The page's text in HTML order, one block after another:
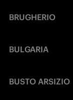
BRUGHERIO
BULGARIA
BUSTO ARSIZIO